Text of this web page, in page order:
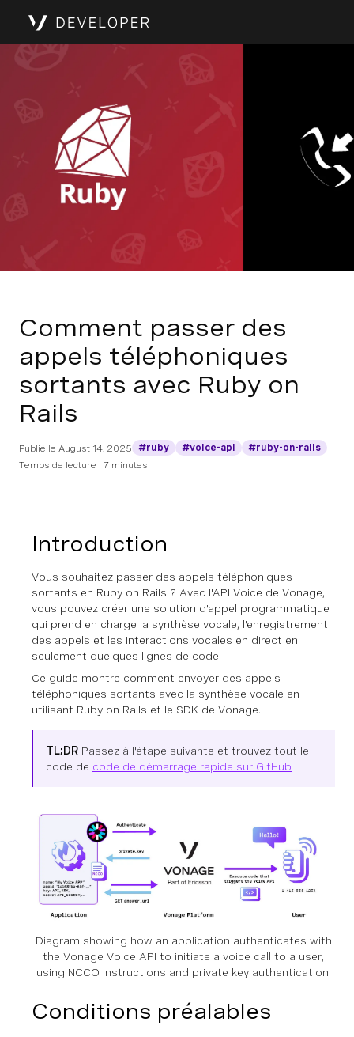
Comment passer des
appels téléphoniques
sortants avec Ruby on
Rails
Publié le August 14, 2025 #ruby #voice-api
#ruby-on-rails
Temps de lecture : 7 minutes
Introduction
Vous souhaitez passer des appels téléphoniques
sortants en Ruby on Rails ? Avec l'API Voice de Vonage,
vous pouvez créer une solution d'appel programmatique
qui prend en charge la synthèse vocale, l'enregistrement
des appels et les interactions vocales en direct en
seulement quelques lignes de code.
Ce guide montre comment envoyer des appels
téléphoniques sortants avec la synthèse vocale en
utilisant Ruby on Rails et le SDK de Vonage.
TL;DR Passez à l'étape suivante et trouvez tout le
code de code de démarrage rapide sur GitHub
Diagram showing how an application authenticates with
the Vonage Voice API to initiate a voice call to a user,
using NCCO instructions and private key authentication.
Conditions préalables